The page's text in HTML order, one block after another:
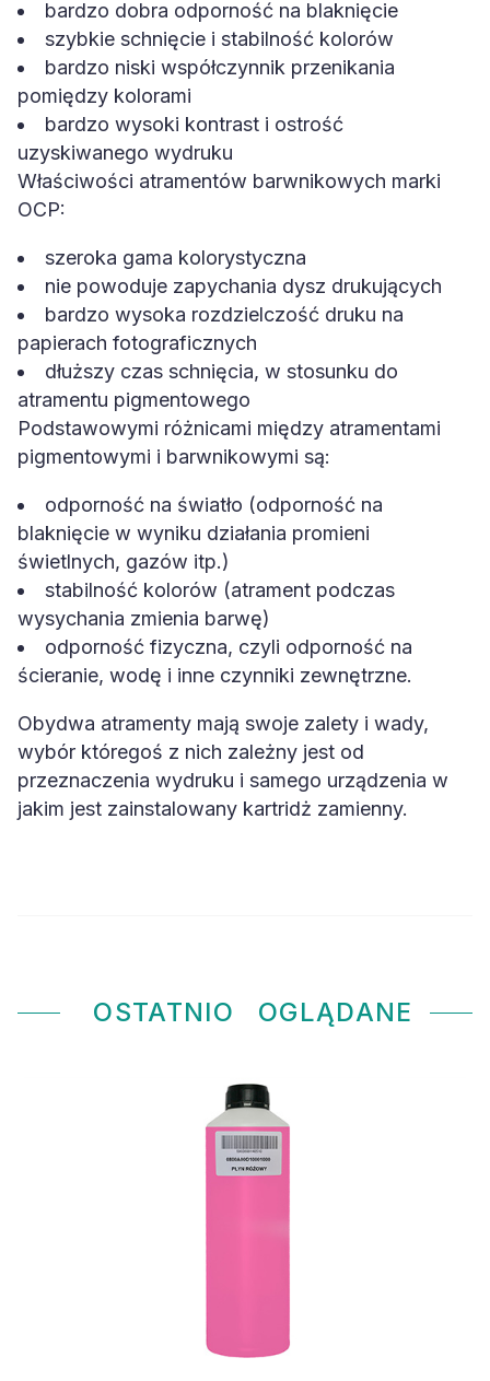
bardzo dobra odporność na blaknięcie
szybkie schnięcie i stabilność kolorów
bardzo niski współczynnik przenikania
pomiędzy kolorami
bardzo wysoki kontrast i ostrość
uzyskiwanego wydruku
Właściwości atramentów barwnikowych marki
OCP:
szeroka gama kolorystyczna
nie powoduje zapychania dysz drukujących
bardzo wysoka rozdzielczość druku na
papierach fotograficznych
dłuższy czas schnięcia, w stosunku do
atramentu pigmentowego
Podstawowymi różnicami między atramentami
pigmentowymi i barwnikowymi są:
odporność na światło (odporność na
blaknięcie w wyniku działania promieni
świetlnych, gazów itp.)
stabilność kolorów (atrament podczas
wysychania zmienia barwę)
odporność fizyczna, czyli odporność na
ścieranie, wodę i inne czynniki zewnętrzne.
Obydwa atramenty mają swoje zalety i wady,
wybór któregoś z nich zależny jest od
przeznaczenia wydruku i samego urządzenia w
jakim jest zainstalowany kartridż zamienny.
OSTATNIO OGLĄDANE